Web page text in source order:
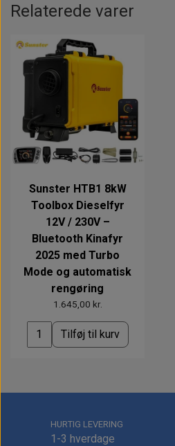
Relaterede varer
Sunster HTB1 8kW
Toolbox Dieselfyr
12V / 230V –
Bluetooth Kinafyr
2025 med Turbo
Mode og automatisk
rengøring
1.645,00 kr.
Tilføj til kurv
HURTIG LEVERING
1-3 hverdage